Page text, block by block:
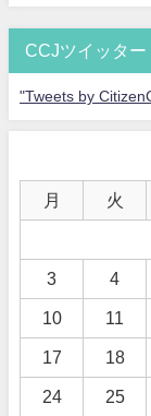
CCJツイッター
"Tweets by
月 火
3 4
10 11
17 18
24 25